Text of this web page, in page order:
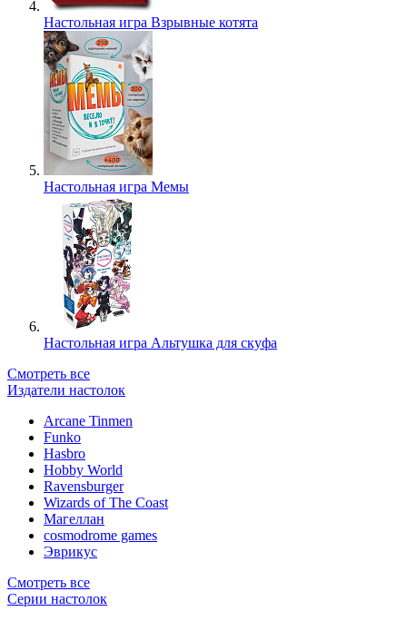
Настольная игра Взрывные котята
Настольная игра Мемы
Настольная игра Альтушка для скуфа
Смотреть все
Издатели настолок
Arcane Tinmen
Funko
Hasbro
Hobby World
Ravensburger
Wizards of The Coast
Магеллан
сosmodrome games
Эврикус
Смотреть все
Серии настолок